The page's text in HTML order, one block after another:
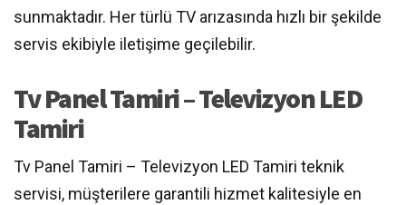
sunmaktadır. Her türlü TV arızasında hızlı bir şekilde
servis ekibiyle iletişime geçilebilir.
Tv Panel Tamiri – Televizyon LED
Tamiri
Tv Panel Tamiri – Televizyon LED Tamiri teknik
servisi, müşterilere garantili hizmet kalitesiyle en